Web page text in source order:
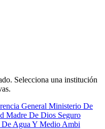
Selecciona una institución
General Ministerio De
Madre De Dios Seguro
Agua Y Medio Ambi